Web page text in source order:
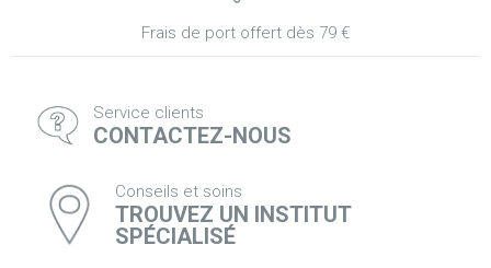
Frais de port offert dès 79 €
Service clients
CONTACTEZ-NOUS
Conseils et soins
TROUVEZ UN INSTITUT
SPÉCIALISÉ